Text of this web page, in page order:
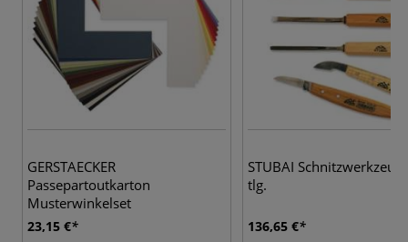
GERSTAECKER
Passepartoutkarton
Musterwinkelset
23,15 €
STUBAI
tlg.
136,65 €